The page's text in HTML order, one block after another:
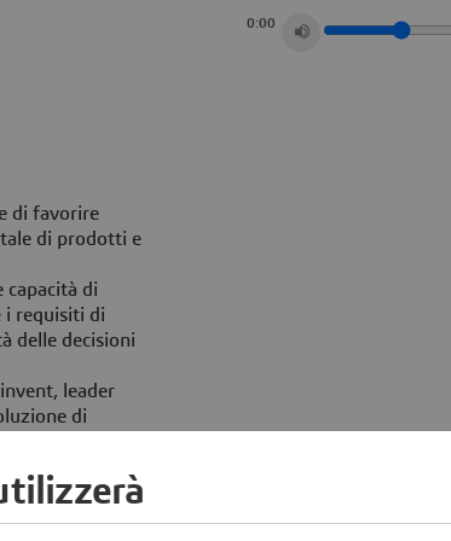
0:00
di favorire
di prodotti e
capacità di
i requisiti di
delle decisioni
leader
di